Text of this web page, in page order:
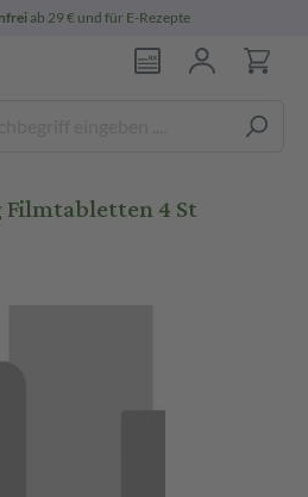
ab 29 € und für E-Rezepte
Filmtabletten 4 St